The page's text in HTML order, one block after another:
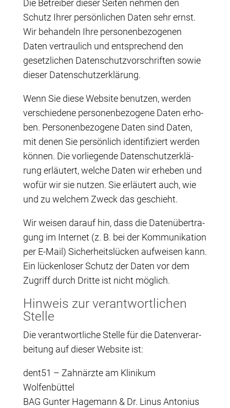
Die Betrei­ber die­ser Sei­ten neh­men den
Schutz Ihrer per­sön­li­chen Daten sehr ernst.
Wir behan­deln Ihre per­so­nen­be­zo­ge­nen
Daten ver­trau­lich und ent­spre­chend den
gesetz­li­chen Daten­schutz­vor­schrif­ten sowie
die­ser Datenschutzerklärung.
Wenn Sie die­se Web­site benut­zen, wer­den
ver­schie­de­ne per­so­nen­be­zo­ge­ne Daten erho­
ben. Per­so­nen­be­zo­ge­ne Daten sind Daten,
mit denen Sie per­sön­lich iden­ti­fi­ziert wer­den
kön­nen. Die vor­lie­gen­de Daten­schutz­er­klä­
rung erläu­tert, wel­che Daten wir erhe­ben und
wofür wir sie nut­zen. Sie erläu­tert auch, wie
und zu wel­chem Zweck das geschieht.
Wir wei­sen dar­auf hin, dass die Daten­über­tra­
gung im Inter­net (z. B. bei der Kom­mu­ni­ka­ti­on
per E‑Mail) Sicher­heits­lü­cken auf­wei­sen kann.
Ein lücken­lo­ser Schutz der Daten vor dem
Zugriff durch Drit­te ist nicht möglich.
Hin­weis zur ver­ant­wort­li­chen
Stelle
Die ver­ant­wort­li­che Stel­le für die Daten­ver­ar­
bei­tung auf die­ser Web­site ist:
dent51 – Zahn­ärz­te am Kli­ni­kum
Wolfenbüttel
BAG Gun­ter Hagemann & Dr. Linus Anto­ni­us